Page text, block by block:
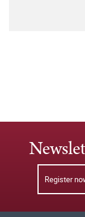
Register